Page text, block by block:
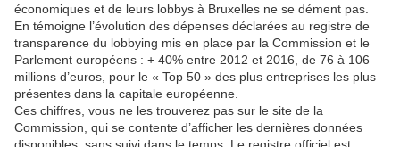
économiques et de leurs lobbys à Bruxelles ne se dément pas.
En témoigne l’évolution des dépenses déclarées au registre de
transparence du lobbying mis en place par la Commission et le
Parlement européens : + 40% entre 2012 et 2016, de 76 à 106
millions d’euros, pour le « Top 50 » des plus entreprises les plus
présentes dans la capitale européenne.
Ces chiffres, vous ne les trouverez pas sur le site de la
Commission, qui se contente d’afficher les dernières données
disponibles, sans suivi dans le temps. Le registre officiel est